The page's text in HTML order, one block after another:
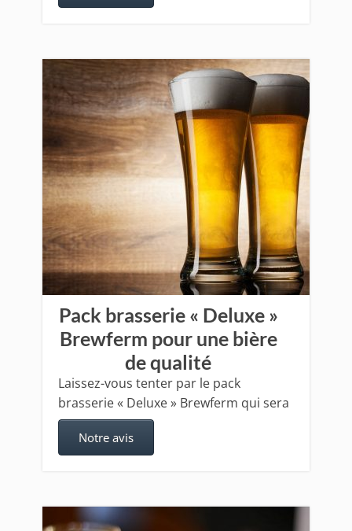
Pack brasserie « Deluxe »
Brewferm pour une bière
de qualité
Laissez-vous tenter par le pack
brasserie « Deluxe » Brewferm qui sera
Notre avis